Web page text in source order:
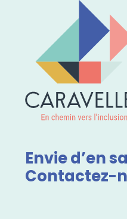
Envie d’en
Contactez-